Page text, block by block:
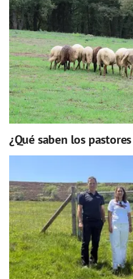
¿Qué saben los